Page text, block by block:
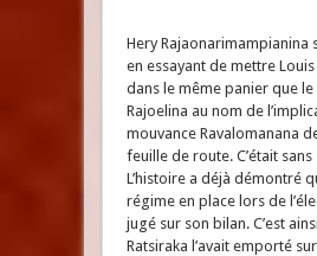
Hery Rajaonarimampianina
en essayant de mettre
dans le même panier que
Rajoelina au nom de
mouvance Ravalomanana
feuille de route. C’était sans
L’histoire a déjà démontré
régime en place lors de
jugé sur son bilan. C’est
Ratsiraka l’avait emporté